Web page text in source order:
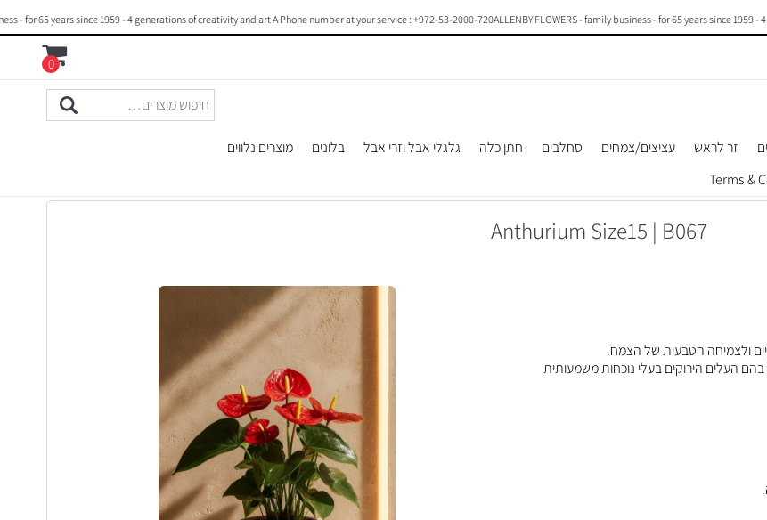
ALLENBY FLOWERS - family business - for 65 years since 1959 - 4
for 65 years since 1959 - 4 generations of creativity and art A Phone number at your service : +972-53-2000-720
0
זר לראש עציצים/צמחים סחלבים חתן כלה גלגלי אבל וזרי אבל בלונים
מוצרים נלווים
Anthurium Size15 | B067
ולצמיחה הטבעית של הצמח.
בהם העלים הירוקים בעלי נוכחות משמעותית